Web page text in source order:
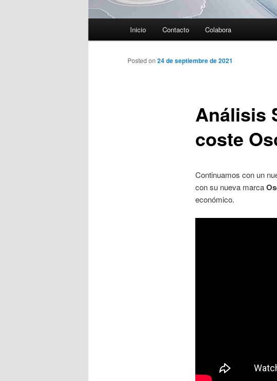
Inicio Contacto Colabora
Análisis
coste
Posted on 24 de septiembre de 2021
Continuamos con un
con su nueva marca
económico.